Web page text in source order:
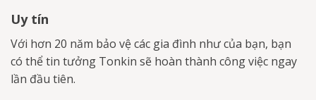
Uy tín
Với hơn 20 năm bảo vệ các gia đình như của bạn, bạn
có thể tin tưởng Tonkin sẽ hoàn thành công việc ngay
lần đầu tiên.